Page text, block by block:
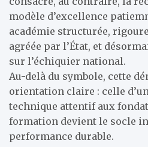
modèle d’excellence
académie structurée,
agréée par l’État, et
sur l’échiquier national.
Au-delà du symbole, cette
orientation claire : celle
technique attentif aux
formation devient le socle
performance durable.